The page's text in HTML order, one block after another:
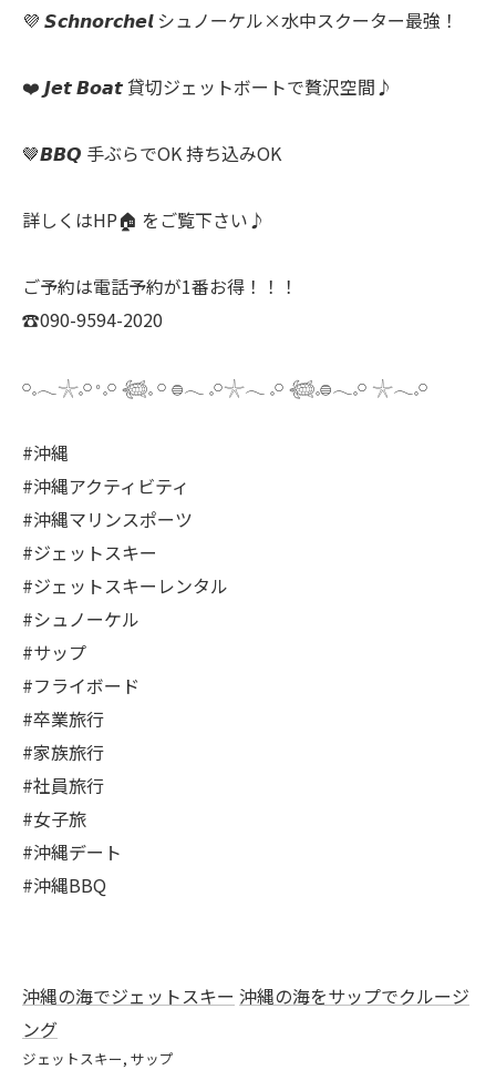
💜 𝙎𝙘𝙝𝙣𝙤𝙧𝙘𝙝𝙚𝙡 シュノーケル×水中スクーター最強！
❤️ 𝙅𝙚𝙩 𝘽𝙤𝙖𝙩 貸切ジェットボートで贅沢空間♪
🤎𝘽𝘽𝙌 手ぶらでOK 持ち込みOK
詳しくはHP🏠 をご覧下さい♪
ご予約は電話予約が1番お得！！！
☎️090-9594-2020
𓏸𓈒𓂃𓇼𓈒𓏸𐬹𓈒𓏸 𓆉𓈒 𓏸 𓐍𓂃 𓈒𓏸𓇼𓂃 𓈒𓏸 𓆉𓈒𓐍𓂃𓈒𓏸 𓇼𓂃𓈒𓏸
#沖縄
#沖縄アクティビティ
#沖縄マリンスポーツ
#ジェットスキー
#ジェットスキーレンタル
#シュノーケル
#サップ
#フライボード
#卒業旅行
#家族旅行
#社員旅行
#女子旅
#沖縄デート
#沖縄BBQ
沖縄の海でジェットスキー 沖縄の海をサップでクルージ
ング
ジェットスキー サップ